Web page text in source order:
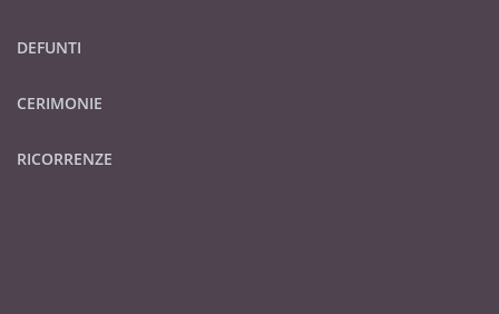
DEFUNTI
CERIMONIE
RICORRENZE